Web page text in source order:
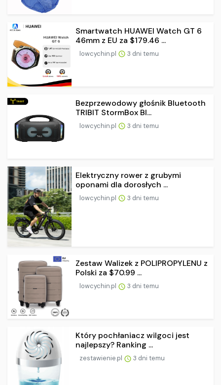
Smartwatch HUAWEI Watch GT 6
46mm z EU za $179.46 ...
lowcychin.pl 3 dni temu
Bezprzewodowy głośnik Bluetooth
TRIBIT StormBox Bl...
lowcychin.pl 3 dni temu
Elektryczny rower z grubymi
oponami dla dorosłych ...
lowcychin.pl 3 dni temu
Zestaw Walizek z POLIPROPYLENU z
Polski za $70.99 ...
lowcychin.pl 3 dni temu
Który pochłaniacz wilgoci jest
najlepszy? Ranking ...
zestawienie.pl 3 dni temu